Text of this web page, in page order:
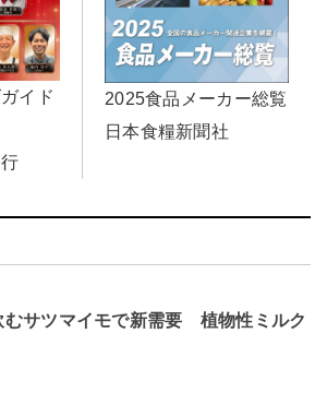
イド
2025食品メーカー総覧
日本食糧新聞社
むサツマイモで新需要 植物性ミルク